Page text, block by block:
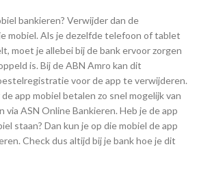
bankieren? Verwijder dan de
mobiel. Als je dezelfde telefoon of tablet
moet je allebei bij de bank ervoor zorgen
is. Bij de ABN Amro kan dit
voor de app te verwijderen.
app mobiel betalen zo snel mogelijk van
via ASN Online Bankieren. Heb je de app
staan? Dan kun je op die mobiel de app
Check dus altijd bij je bank hoe je dit